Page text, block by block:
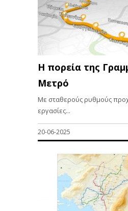
Η πορεία της
Μετρό
Με σταθερούς ρυθμούς
εργασίες...
20-06-2025